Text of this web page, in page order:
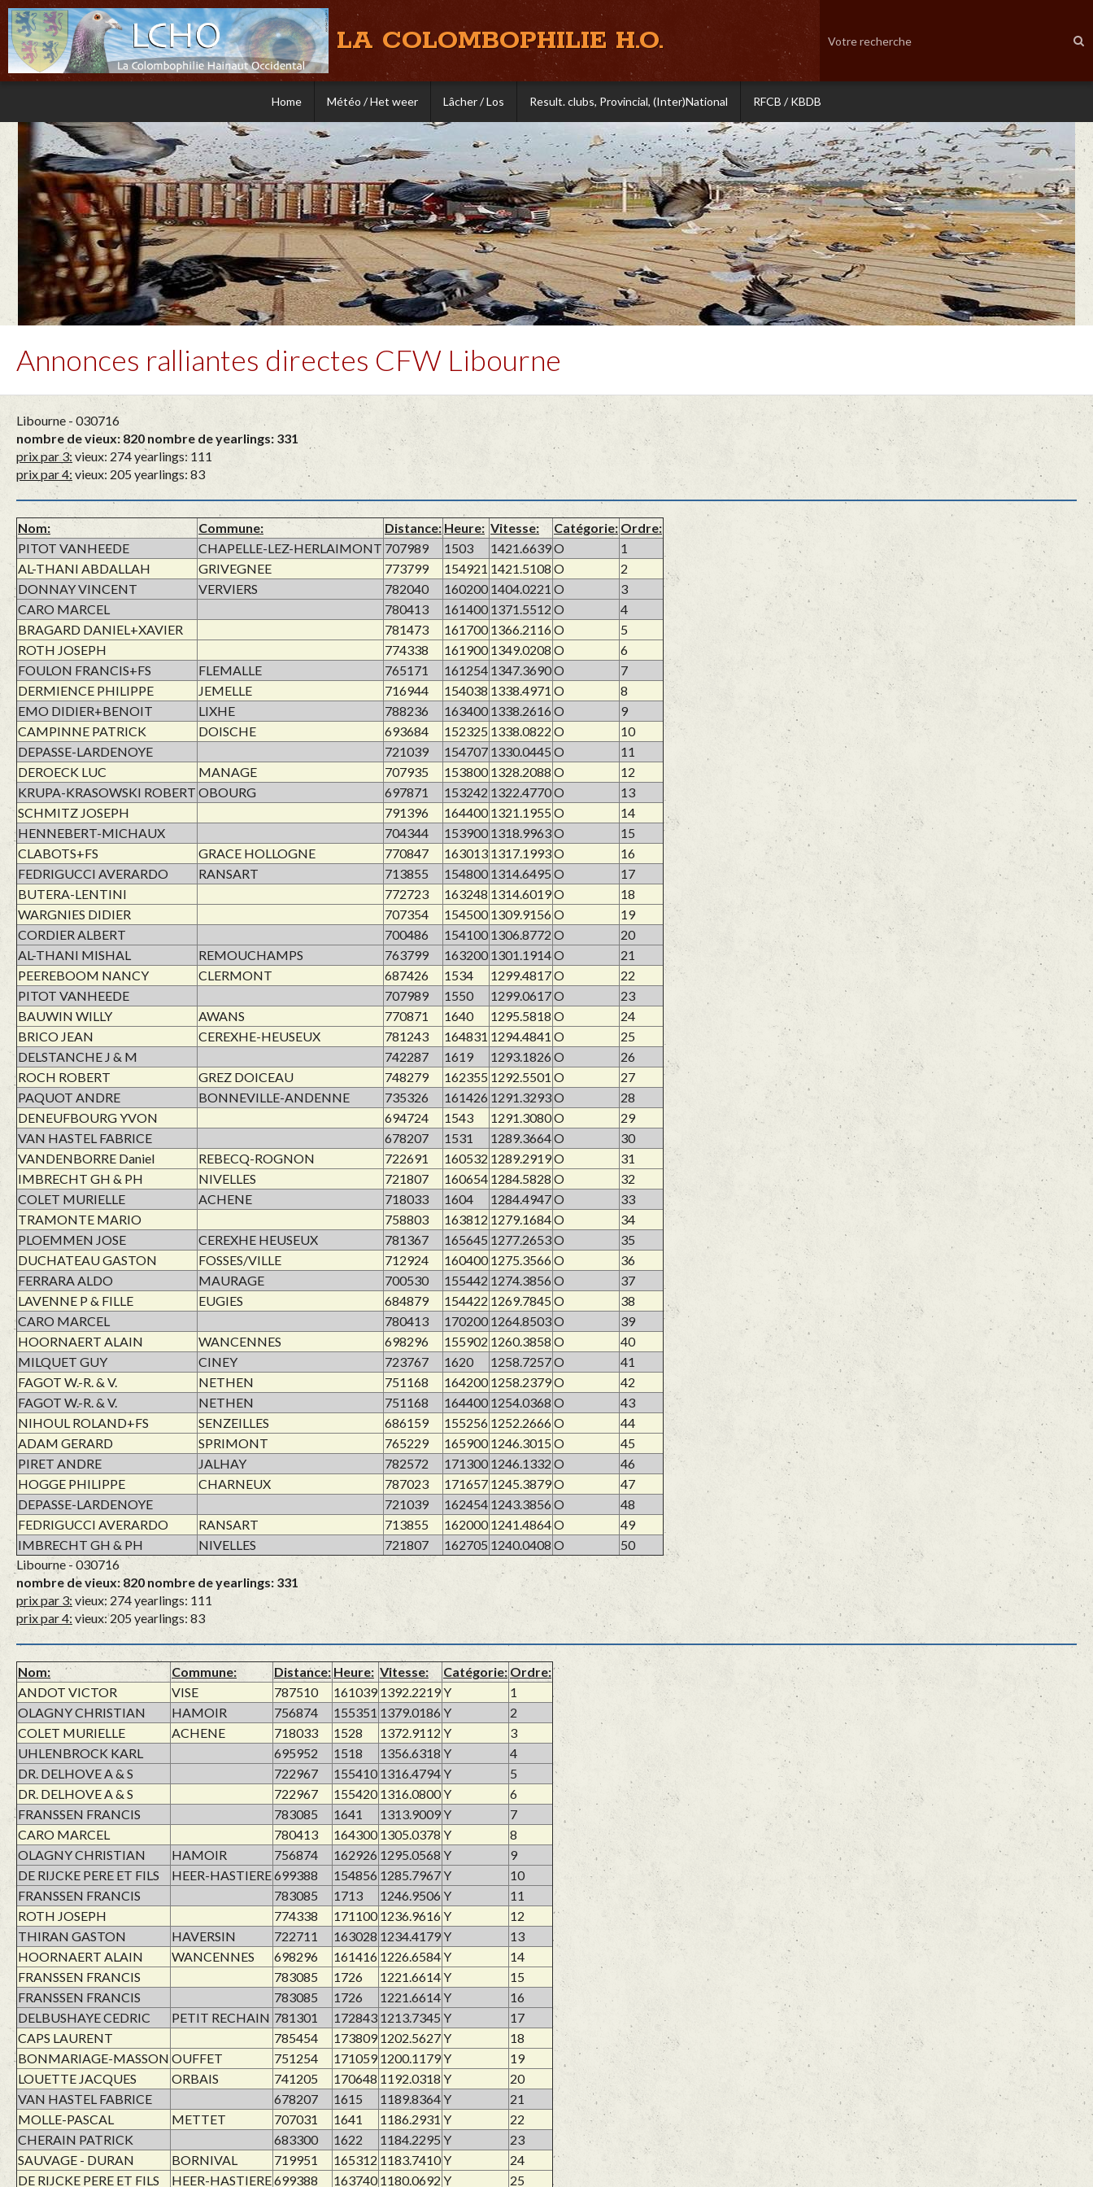
LA COLOMBOPHILIE H.O.
Home Météo / Het weer Lâcher / Los Result. clubs, Provincial, (Inter)National RFCB / KBDB
Annonces ralliantes directes CFW Libourne
Libourne - 030716
nombre de vieux: 820 nombre de yearlings: 331
prix par 3: vieux: 274 yearlings: 111
prix par 4: vieux: 205 yearlings: 83
Nom: Commune: Distance: Heure: Vitesse: Catégorie: Ordre:
PITOT VANHEEDE
CHAPELLE-LEZ-HERLAIMONT 707989 1503 1421.6639O
1
AL-THANI ABDALLAH
GRIVEGNEE 773799 154921 1421.5108 O
2
DONNAY VINCENT
VERVIERS 782040 160200 1404.0221 O
3
CARO MARCEL
780413 161400 1371.5512 O
4
BRAGARD DANIEL+XAVIER
781473 161700 1366.2116O
5
ROTH JOSEPH
774338 161900 1349.0208 O
6
FOULON FRANCIS+FS
FLEMALLE 765171 161254 1347.3690O
7
DERMIENCE PHILIPPE
JEMELLE 716944 154038 1338.4971 O
8
EMO DIDIER+BENOIT
LIXHE 788236 163400 1338.2616 O
9
CAMPINNE PATRICK
DOISCHE 693684 152325 1338.0822 O
10
DEPASSE-LARDENOYE
721039 154707 1330.0445 O
11
DEROECK LUC
MANAGE 707935 153800 1328.2088 O
12
KRUPA-KRASOWSKI ROBERT OBOURG 697871 153242 1322.4770O
13
SCHMITZ JOSEPH
791396 164400 1321.1955 O
14
HENNEBERT-MICHAUX
704344 153900 1318.9963O
15
CLABOTS+FS
GRACE HOLLOGNE 770847 163013 1317.1993O
16
FEDRIGUCCI AVERARDO
RANSART 713855 154800 1314.6495 O
17
BUTERA-LENTINI
772723 163248 1314.6019O
18
WARGNIES DIDIER
707354 154500 1309.9156O
19
CORDIER ALBERT
700486 154100 1306.8772 O
20
AL-THANI MISHAL
REMOUCHAMPS 763799 163200 1301.1914O
21
PEEREBOOM NANCY
CLERMONT 687426 1534 1299.4817O
22
PITOT VANHEEDE
707989 1550 1299.0617O
23
BAUWIN WILLY
AWANS 770871 1640 1295.5818 O
24
BRICO JEAN
CEREXHE-HEUSEUX 781243 164831 1294.4841 O
25
DELSTANCHE J & M
742287 1619 1293.1826 O
26
ROCH ROBERT
GREZ DOICEAU 748279 162355 1292.5501 O
27
PAQUOT ANDRE
BONNEVILLE-ANDENNE 735326 161426 1291.3293O
28
DENEUFBOURG YVON
694724 1543 1291.3080O
29
VAN HASTEL FABRICE
678207 1531 1289.3664O
30
VANDENBORRE Daniel
REBECQ-ROGNON 722691 160532 1289.2919O
31
IMBRECHT GH & PH
NIVELLES 721807 160654 1284.5828 O
32
COLET MURIELLE
ACHENE 718033 1604 1284.4947O
33
TRAMONTE MARIO
758803 163812 1279.1684O
34
PLOEMMEN JOSE
CEREXHE HEUSEUX 781367 165645 1277.2653O
35
DUCHATEAU GASTON
FOSSES/VILLE 712924 160400 1275.3566O
36
FERRARA ALDO
MAURAGE 700530 155442 1274.3856 O
37
LAVENNE P & FILLE
EUGIES 684879 154422 1269.7845 O
38
CARO MARCEL
780413 170200 1264.8503O
39
HOORNAERT ALAIN
WANCENNES 698296 155902 1260.3858 O
40
MILQUET GUY
CINEY 723767 1620 1258.7257O
41
FAGOT W.-R. & V.
NETHEN 751168 164200 1258.2379O
42
FAGOT W.-R. & V.
NETHEN 751168 164400 1254.0368 O
43
NIHOUL ROLAND+FS
SENZEILLES 686159 155256 1252.2666O
44
ADAM GERARD
SPRIMONT 765229 165900 1246.3015 O
45
PIRET ANDRE
JALHAY 782572 171300 1246.1332 O
46
HOGGE PHILIPPE
CHARNEUX 787023 171657 1245.3879O
47
DEPASSE-LARDENOYE
721039 162454 1243.3856 O
48
FEDRIGUCCI AVERARDO
RANSART 713855 162000 1241.4864O
49
IMBRECHT GH & PH
NIVELLES 721807 162705 1240.0408 O
50
Libourne - 030716
nombre de vieux: 820 nombre de yearlings: 331
prix par 3: vieux: 274 yearlings: 111
prix par 4: vieux: 205 yearlings: 83
Nom: Commune: Distance: Heure: Vitesse: Catégorie:Ordre:
ANDOT VICTOR
VISE 787510 161039 1392.2219Y
1
OLAGNY CHRISTIAN
HAMOIR 756874 155351 1379.0186 Y
2
COLET MURIELLE
ACHENE 718033 1528 1372.9112 Y
3
UHLENBROCK KARL
695952 1518 1356.6318 Y
4
DR. DELHOVE A & S
722967 155410 1316.4794Y
5
DR. DELHOVE A & S
722967 155420 1316.0800Y
6
FRANSSEN FRANCIS
783085 1641 1313.9009Y
7
CARO MARCEL
780413 164300 1305.0378 Y
8
OLAGNY CHRISTIAN
HAMOIR 756874 162926 1295.0568 Y
9
DE RIJCKE PERE ET FILS
HEER-HASTIERE699388 154856 1285.7967Y
10
FRANSSEN FRANCIS
783085 1713 1246.9506 Y
11
ROTH JOSEPH
774338 171100 1236.9616Y
12
THIRAN GASTON
HAVERSIN 722711 163028 1234.4179Y
13
HOORNAERT ALAIN
WANCENNES 698296 161416 1226.6584Y
14
FRANSSEN FRANCIS
783085 1726 1221.6614Y
15
FRANSSEN FRANCIS
783085 1726 1221.6614Y
16
DELBUSHAYE CEDRIC
PETIT RECHAIN 781301 172843 1213.7345 Y
17
CAPS LAURENT
785454 173809 1202.5627Y
18
BONMARIAGE-MASSON OUFFET 751254 171059 1200.1179Y
19
LOUETTE JACQUES
ORBAIS 741205 170648 1192.0318 Y
20
VAN HASTEL FABRICE
678207 1615 1189.8364Y
21
MOLLE-PASCAL
METTET 707031 1641 1186.2931 Y
22
CHERAIN PATRICK
683300 1622 1184.2295 Y
23
SAUVAGE - DURAN
BORNIVAL 719951 165312 1183.7410Y
24
DE RIJCKE PERE ET FILS
HEER-HASTIERE699388 163740 1180.0692 Y 25